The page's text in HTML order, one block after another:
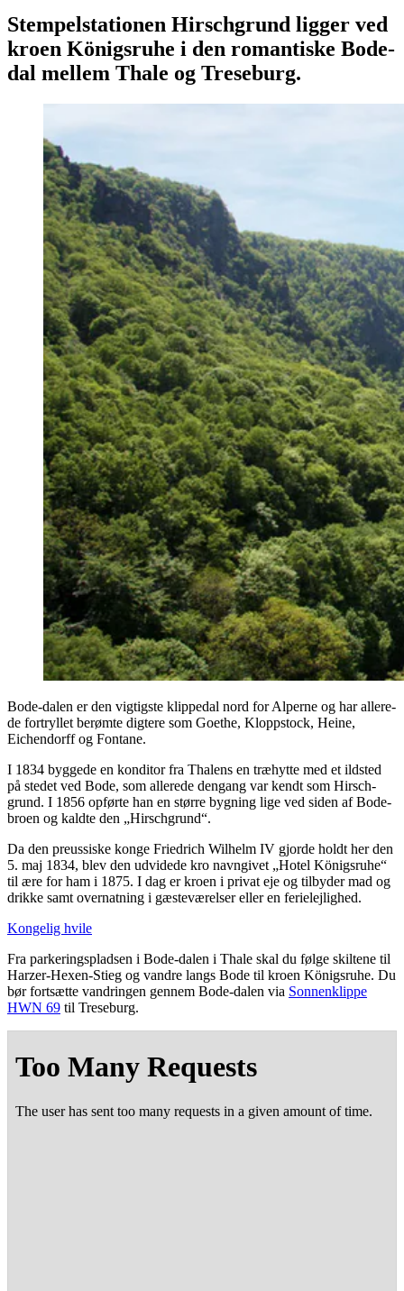
Stempelstationen Hirschgrund ligger ved
kroen Königsruhe i den romantiske Bode-
dal mellem Thale og Treseburg.
Bode-dalen er den vig­tig­ste klip­pe­dal nord for Alper­ne og har alle­re­
de for­tryl­let berøm­te dig­te­re som Goet­he, Klop­psto­ck, Hei­ne,
Eichen­dor­ff og Fontane.
I 1834 byg­ge­de en kon­di­tor fra Tha­lens en træhyt­te med et ild­sted
på ste­det ved Bode, som alle­re­de den­gang var kendt som Hirs­ch­
grund. I 1856 opfør­te han en stør­re byg­ning lige ved siden af Bode-
bro­en og kald­te den „Hirs­ch­grund“.
Da den preus­si­ske kon­ge Fri­edrich Wil­helm IV gjor­de holdt her den
5. maj 1834, blev den udvi­de­de kro navn­gi­vet „Hotel Königs­ruhe“
til ære for ham i 1875. I dag er kro­en i pri­vat eje og til­by­der mad og
drik­ke samt over­nat­ning i gæste­væ­rel­ser eller en ferielejlighed.
Kon­ge­lig hvile
Fra par­ke­rings­plad­sen i Bode-dalen i Tha­le skal du føl­ge skil­te­ne til
Harzer-Hexen-Stieg og van­dre langs Bode til kro­en Königs­ruhe. Du
bør fort­sæt­te van­drin­gen gen­nem Bode-dalen via Son­nenklip­pe
HWN 69 til Treseburg.